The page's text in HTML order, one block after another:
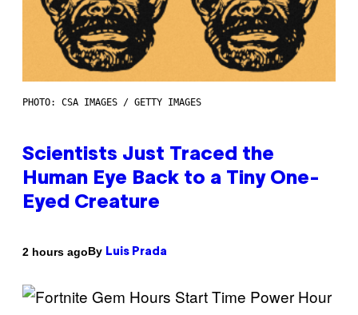
PHOTO: CSA IMAGES / GETTY IMAGES
Scientists Just Traced the
Human Eye Back to a Tiny One-
Eyed Creature
2 hours agoBy Luis Prada